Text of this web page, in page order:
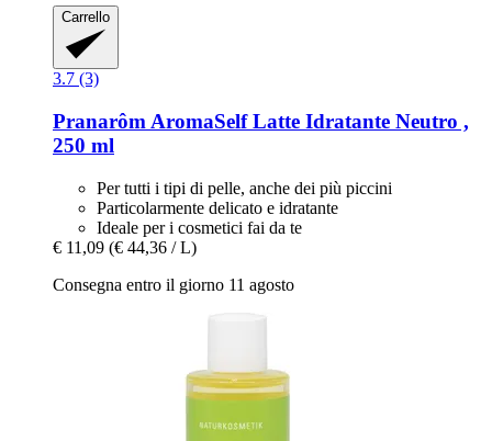
Carrello
3.7 (3)
Pranarôm AromaSelf Latte Idratante Neutro ,
250 ml
Per tutti i tipi di pelle, anche dei più piccini
Particolarmente delicato e idratante
Ideale per i cosmetici fai da te
€ 11,09 (€ 44,36 / L)
Consegna entro il giorno 11 agosto